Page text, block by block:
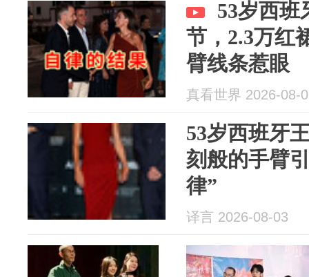
53岁西班
节，2.3万红
臂线条惹眼
真看世界 2026-08-
53岁西班牙
刻般的手臂
律”
译言 2026-08-03